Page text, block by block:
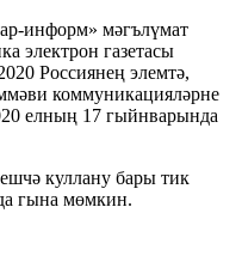
информ» мәгълүмат
электрон газетасы
Россиянең элемтә,
коммуникацияләрне
елның 17 гыйнварында
куллану бары тик
гына мөмкин.